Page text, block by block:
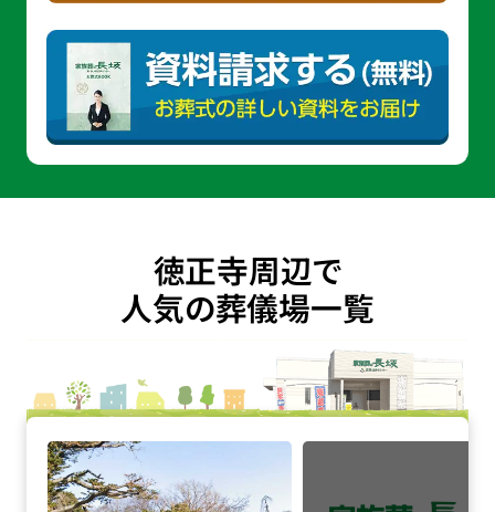
徳正寺周辺で
人気の葬儀場一覧
廣福寺の詳細へ